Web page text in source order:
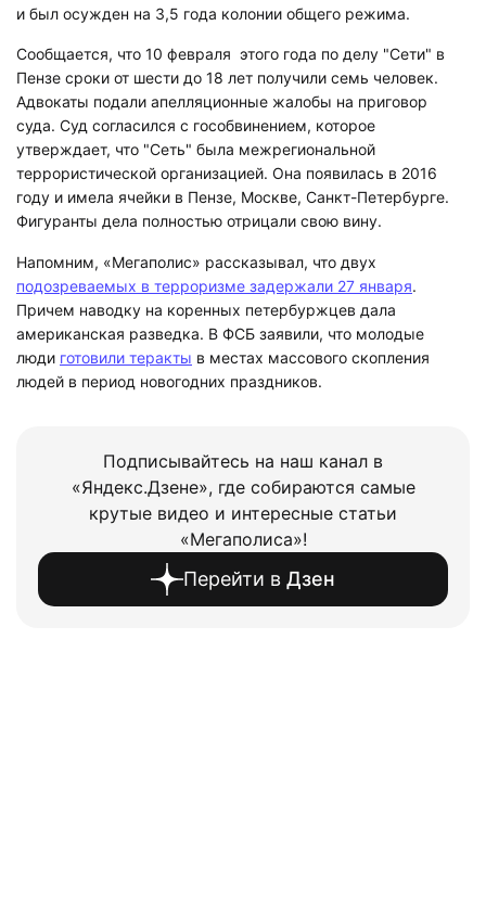
и был осужден на 3,5 года колонии общего режима.
Сообщается, что 10 февраля этого года по делу "Сети" в
Пензе сроки от шести до 18 лет получили семь человек.
Адвокаты подали апелляционные жалобы на приговор
суда. Суд согласился с гособвинением, которое
утверждает, что "Сеть" была межрегиональной
террористической организацией. Она появилась в 2016
году и имела ячейки в Пензе, Москве, Санкт-Петербурге.
Фигуранты дела полностью отрицали свою вину.
Напомним, «Мегаполис» рассказывал, что двух
подозреваемых в терроризме задержали 27 января.
Причем наводку на коренных петербуржцев дала
американская разведка. В ФСБ заявили, что молодые
люди готовили теракты в местах массового скопления
людей в период новогодних праздников.
Подписывайтесь на наш канал в
«Яндекс.Дзене», где собираются самые
крутые видео и интересные статьи
«Мегаполиса»!
Перейти в Дзен